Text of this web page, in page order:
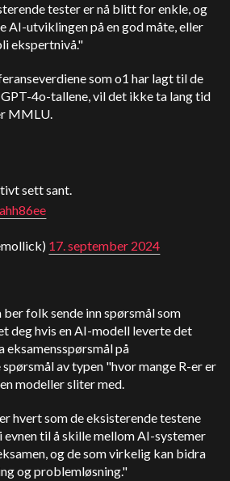
tester er nå blitt for enkle, og
AI-utviklingen på en god måte, eller
ekspertnivå."
som o1 har lagt til de
4o-tallene, vil det ikke ta lang tid
MMLU.
sett sant.
17. september 2024
folk sende inn spørsmål som
deg hvis en AI-modell leverte det
eksamensspørsmål på
av typen "hvor mange R-er er
modeller sliter med.
hvert som de eksisterende testene
til å skille mellom AI-systemer
og de som virkelig kan bidra
og problemløsning."